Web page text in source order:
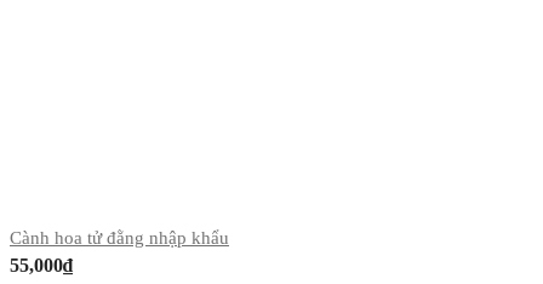
Cành hoa tử đằng nhập khẩu
55,000₫